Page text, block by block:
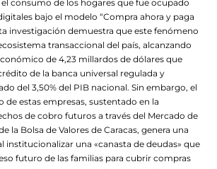
consumo de los hogares que fue ocupado
bajo el modelo “Compra ahora y paga
investigación demuestra que este fenómeno
transaccional del país, alcanzando
de 4,23 millardos de dólares que
de la banca universal regulada y
del 3,50% del PIB nacional. Sin embargo, el
estas empresas, sustentado en la
de cobro futuros a través del Mercado de
la Bolsa de Valores de Caracas, genera una
institucionalizar una «canasta de deudas» que
futuro de las familias para cubrir compras